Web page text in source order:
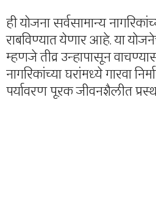
ही योजना सर्वसामान्य
राबविण्यात येणार आहे. या
म्हणजे तीव्र उन्हापासून
नागरिकांच्या घरांमध्ये गारवा
पर्यावरण पूरक जीवनशैलीत